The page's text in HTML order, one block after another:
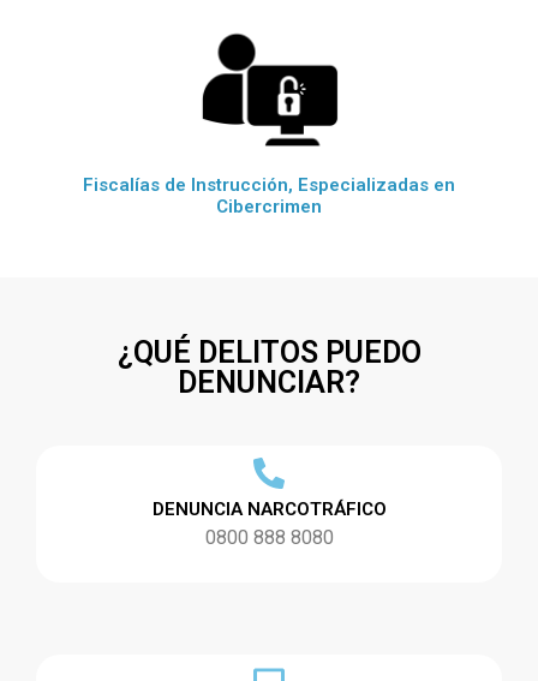
Fiscalías de Instrucción, Especializadas en
Cibercrimen
¿QUÉ DELITOS PUEDO
DENUNCIAR?
DENUNCIA NARCOTRÁFICO
0800 888 8080